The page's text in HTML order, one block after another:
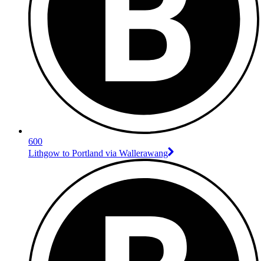
600
Lithgow to Portland via Wallerawang